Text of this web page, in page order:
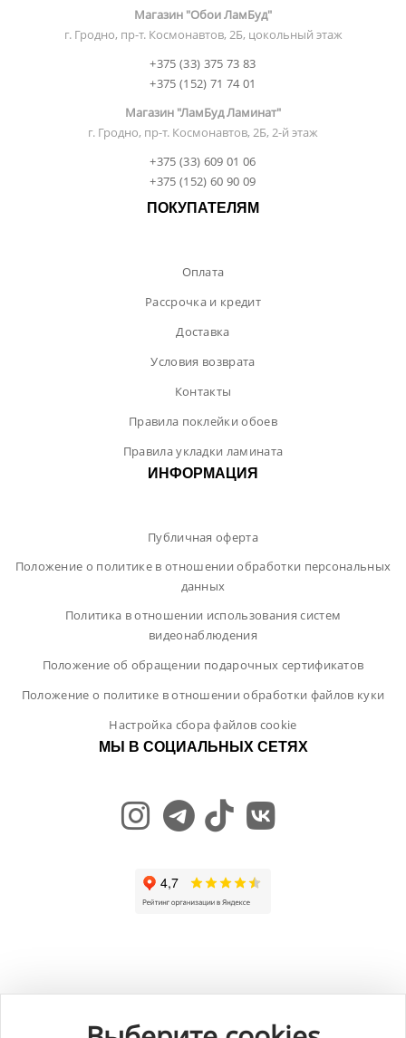
Магазин "Обои ЛамБуд"
г. Гродно, пр-т. Космонавтов, 2Б, цокольный этаж
+375 (33) 375 73 83
+375 (152) 71 74 01
Магазин "ЛамБуд Ламинат"
г. Гродно, пр-т. Космонавтов, 2Б, 2-й этаж
+375 (33) 609 01 06
+375 (152) 60 90 09
ПОКУПАТЕЛЯМ
Оплата
Рассрочка и кредит
Доставка
Условия возврата
Контакты
Правила поклейки обоев
Правила укладки ламината
ИНФОРМАЦИЯ
Публичная оферта
Положение о политике в отношении обработки персональных
данных
Политика в отношении использования систем
видеонаблюдения
Положение об обращении подарочных сертификатов
Положение о политике в отношении обработки файлов куки
Настройка сбора файлов cookie
МЫ В СОЦИАЛЬНЫХ СЕТЯХ
выданное Главным управлением юстиции Гродненского